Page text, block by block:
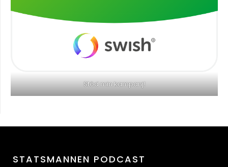
Stöd min kampanj!
STATSMANNEN PODCAST